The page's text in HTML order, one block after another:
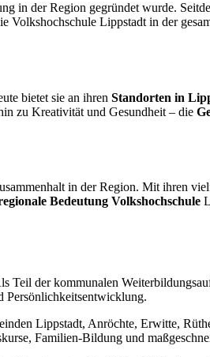
in der Region gegründet wurde.
Lippstadt in der
bietet sie an ihren Standorten in
zu Kreativität und Gesundheit – die
in der Region. Mit ihren
Bedeutung Volkshochschule
der kommunalen
Persönlichkeitsentwicklung.
Lippstadt, Anröchte, Erwitte,
Familien-Bildung und